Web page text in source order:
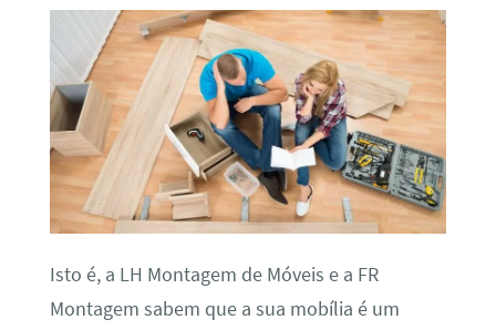
Isto é, a LH Montagem de Móveis e a FR
Montagem sabem que a sua mobília é um